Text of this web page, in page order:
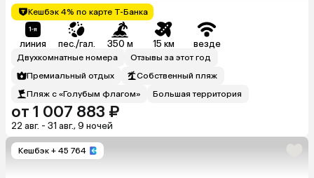
Кешбэк 4% по карте Т-Банка
линия пес./гал. 350 м 15 км везде
Двухкомнатные номера
Отзывы за этот год
Премиальный отдых
Собственный пляж
Пляж с «Голубым флагом»
Большая территория
от 1 007 883 ₽
22 авг. - 31 авг., 9 ночей
Кешбэк + 45 764